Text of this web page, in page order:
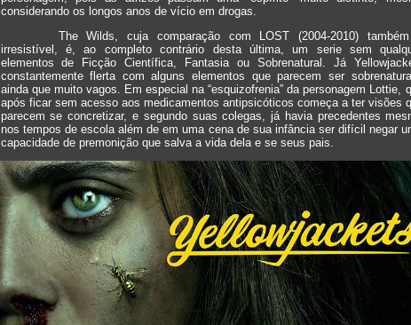
considerando os longos anos de vício em drogas.
The Wilds, cuja comparação com LOST (2004-2010)
irresistível, é, ao completo contrário desta última, um serie sem
elementos de Ficção Científica, Fantasia ou Sobrenatural. Já
constantemente flerta com alguns elementos que parecem ser
ainda que muito vagos. Em especial na “esquizofrenia” da personagem Lottie,
após ficar sem acesso aos medicamentos antipsicóticos começa a ter visões
parecem se concretizar, e segundo suas colegas, já havia precedentes
nos tempos de escola além de em uma cena de sua infância ser difícil negar
capacidade de premonição que salva a vida dela e se seus pais.